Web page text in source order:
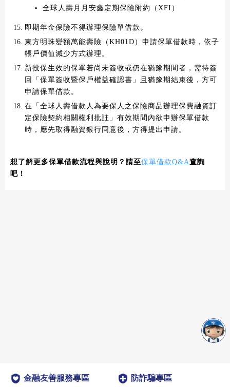
全球人壽月月安鑫定期保險附約（XFI）
即期年金保險不得辦理保險單借款。
東方明珠變額萬能壽險（KH01D）申請保單借款時，依子
帳戶價值減少方式辦理。
新投保生效的保單若尚未簽收或仍在猶豫期間者，需待簽
回「保單簽收暨保戶權益確認書」且猶豫期結束後，方可
申請保單借款。
在「全球人壽借款人為要保人之保險商品辦理保費融資訂
定保險契約相關權利批註」有效期間內欲申辦保單借款
時，應先取得融資銀行同意後，方得提出申請。
想了解更多保單借款流程與說明？請至保單借款Q&A查詢
吧！
金融友善服務專區 防詐騙專區